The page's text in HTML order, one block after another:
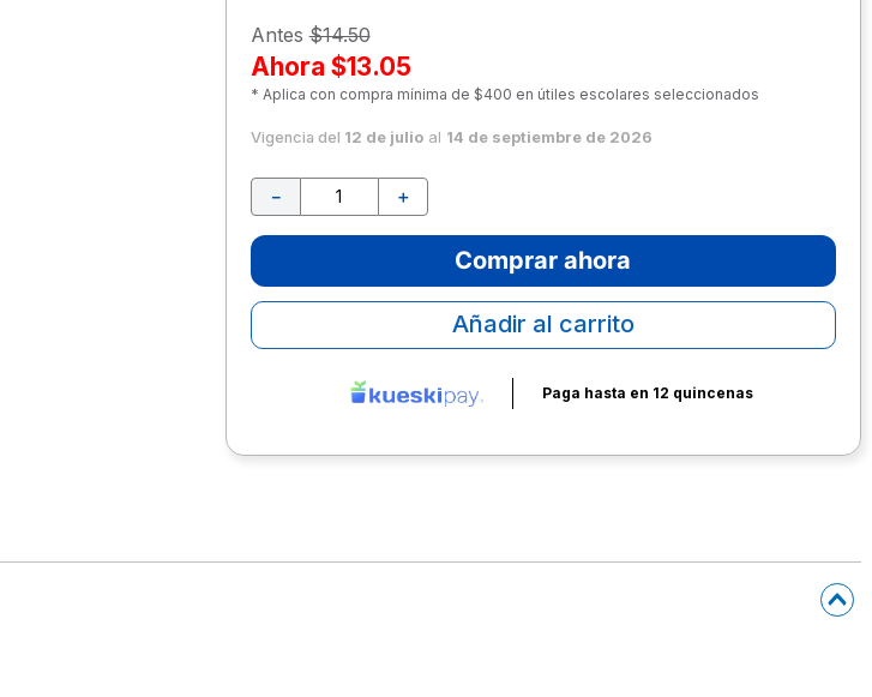
Antes$14.50
Ahora $13.05
* Aplica con compra mínima de $400 en útiles escolares seleccionados
Vigencia del 12 de julioal 14 de septiembre de 2026
＋
－
Comprar ahora
Añadir al carrito
Paga hasta en 12 quincenas